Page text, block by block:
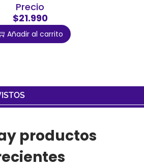
Precio
$21.990
Añadir al carrito
productos